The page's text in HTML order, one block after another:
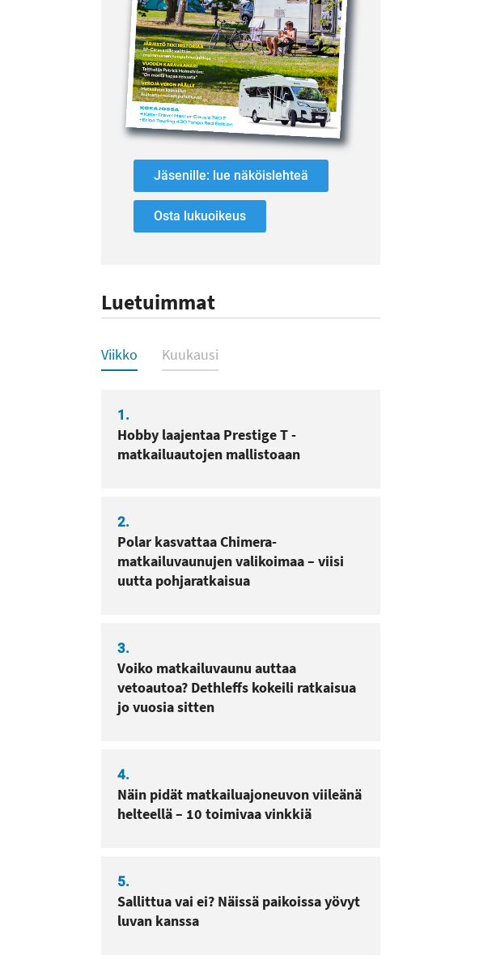
Jäsenille: lue näköislehteä
Osta lukuoikeus
Luetuimmat
Luetuimmat
Viikko Kuukausi
1.
Hobby laajentaa Prestige T -
matkailuautojen mallistoaan
2.
Polar kasvattaa Chimera-
matkailuvaunujen valikoimaa – viisi
uutta pohjaratkaisua
3.
Voiko matkailuvaunu auttaa
vetoautoa? Dethleffs kokeili ratkaisua
jo vuosia sitten
4.
Näin pidät matkailuajoneuvon viileänä
helteellä – 10 toimivaa vinkkiä
5.
Sallittua vai ei? Näissä paikoissa yövyt
luvan kanssa